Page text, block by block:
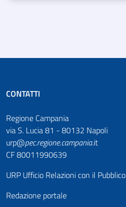
CONTATTI
Regione Campania
via S. Lucia 81 - 80132 Napoli
urp@pec.regione.campania.it
CF 80011990639
URP Ufficio Relazioni con il Pubblico
Redazione portale